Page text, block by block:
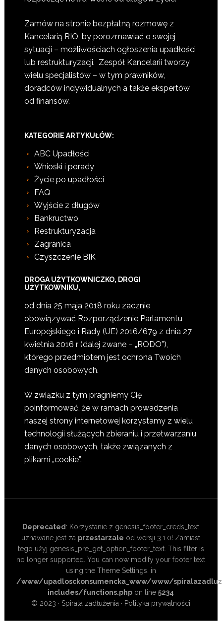
Zamów na stronie bezpłatną rozmowę z
Kancelarią RIO, by porozmawiać o swojej
sytuacji – możliwościach ogłoszenia upadłości
lub restrukturyzacji. Zespół Kancelarii tworzy
wielu specjalistów – w tym prawników,
doradców indywidualnych a także ekspertów
od finansów.
KATEGORIE ARTYKUŁÓW:
ABC Upadłości
Wnioski i porady
Życie po upadłości
FAQ
Wyjście z długów
Bankructwo
Restrukturyzacja
Zagranica
Czyszczenie BIK
DROGA UŻYTKOWNICZKO, DROGI
UŻYTKOWNIKU,
od dnia 25 maja 2018 roku zacznie
obowiązywać Rozporządzenie Parlamentu
Europejskiego i Rady (UE) 2016/679 z dnia 27
kwietnia 2016 r (dalej zwane – „RODO”),
którego przedmiotem jest ochrona Twoich
danych osobowych.
W związku z tym pragniemy Cię
poinformować, że w ramach prowadzenia
naszej strony internetowej korzystamy z wielu
technologii służących zbieraniu i przetwarzaniu
danych osobowych, także związanych z
plikami „cookie”.
Deprecated : Korzystanie z genesis_footer_creds_text
uznawane jest za przestarzałe od wersji 3.1.0! Zamiast
tego użyj genesis_pre_get_option_footer_text. This filter is
no longer supported. You can now modify your footer text
using the Theme Settings. in
/www/upadlosckonsumencka_www/www/
includes/functions.php on line5234
© 2023 ·Spirala zadłużenia · Polityka prywatności